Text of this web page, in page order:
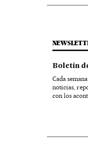
Boletín
Cada
noticias,
con los